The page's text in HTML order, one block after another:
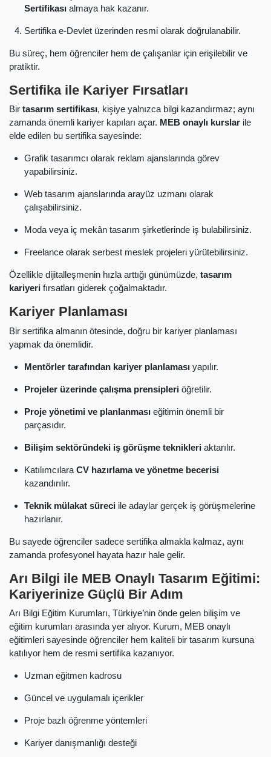
Sertifikası almaya hak kazanır.
Sertifika e-Devlet üzerinden resmi olarak doğrulanabilir.
Bu süreç, hem öğrenciler hem de çalışanlar için erişilebilir ve
pratiktir.
Sertifika ile Kariyer Fırsatları
Bir tasarım sertifikası, kişiye yalnızca bilgi kazandırmaz; aynı
zamanda önemli kariyer kapıları açar. MEB onaylı kurslar ile
elde edilen bu sertifika sayesinde:
Grafik tasarımcı olarak reklam ajanslarında görev
yapabilirsiniz.
Web tasarım ajanslarında arayüz uzmanı olarak
çalışabilirsiniz.
Moda veya iç mekân tasarım şirketlerinde iş bulabilirsiniz.
Freelance olarak serbest meslek projeleri yürütebilirsiniz.
Özellikle dijitalleşmenin hızla arttığı günümüzde, tasarım
kariyeri fırsatları giderek çoğalmaktadır.
Kariyer Planlaması
Bir sertifika almanın ötesinde, doğru bir kariyer planlaması
yapmak da önemlidir.
Mentörler tarafından kariyer planlaması yapılır.
Projeler üzerinde çalışma prensipleri öğretilir.
Proje yönetimi ve planlanması eğitimin önemli bir
parçasıdır.
Bilişim sektöründeki iş görüşme teknikleri aktarılır.
Katılımcılara CV hazırlama ve yönetme becerisi
kazandırılır.
Teknik mülakat süreci ile adaylar gerçek iş görüşmelerine
hazırlanır.
Bu sayede öğrenciler sadece sertifika almakla kalmaz, aynı
zamanda profesyonel hayata hazır hale gelir.
Arı Bilgi ile MEB Onaylı Tasarım Eğitimi:
Kariyerinize Güçlü Bir Adım
Arı Bilgi Eğitim Kurumları, Türkiye’nin önde gelen bilişim ve
eğitim kurumları arasında yer alıyor. Kurum, MEB onaylı
eğitimleri sayesinde öğrenciler hem kaliteli bir tasarım kursuna
katılıyor hem de resmi sertifika kazanıyor.
Uzman eğitmen kadrosu
Güncel ve uygulamalı içerikler
Proje bazlı öğrenme yöntemleri
Kariyer danışmanlığı desteği